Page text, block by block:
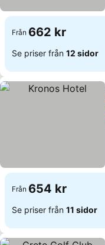
Från 662 kr
Se priser från 12 sidor
Från 654 kr
Se priser från 11 sidor